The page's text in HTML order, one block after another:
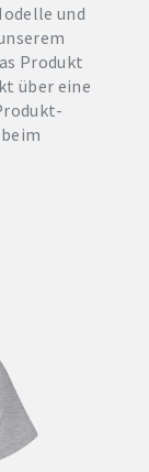
und
Produkt
über eine